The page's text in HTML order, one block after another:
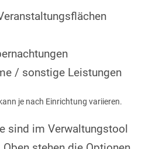
/ sonstige Leistungen
je nach Einrichtung variieren.
sind im Verwaltungstool